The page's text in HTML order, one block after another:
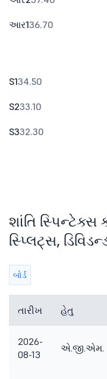
આર136.70
S134.50
S233.10
S332.30
શાંતિ સ્પિન્ટેક્સ
સ્પ્લિટ્સ,
બોર્ડ
તારીખ હેતુ
2026-
08-13
એ.જી.એમ.